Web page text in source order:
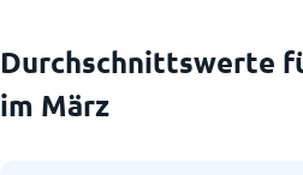
Durchschnittswerte
im März